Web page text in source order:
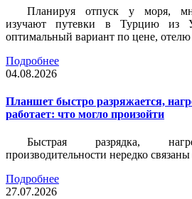
Планируя отпуск у моря,
изучают путевки в Турцию из
оптимальный вариант по цене,
Подробнее
04.08.2026
Планшет быстро разряжается,
работает: что могло произойти
Быстрая разрядка,
производительности нередко
Подробнее
27.07.2026